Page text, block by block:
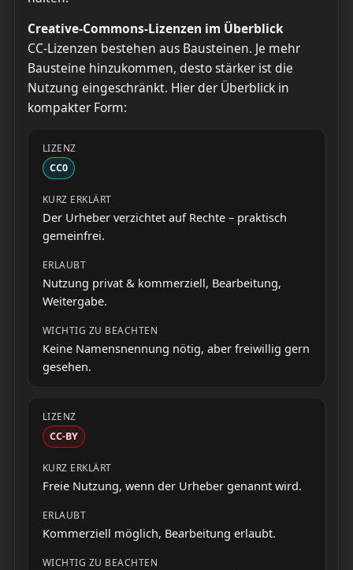
Creative-Commons-Lizenzen im Überblick
CC-Lizenzen bestehen aus Bausteinen. Je mehr
Bausteine hinzukommen, desto stärker ist die
Nutzung eingeschränkt. Hier der Überblick in
kompakter Form:
CC0
Der Urheber verzichtet auf Rechte – praktisch
gemeinfrei.
Nutzung privat & kommerziell, Bearbeitung,
Weitergabe.
Keine Namensnennung nötig, aber freiwillig gern
gesehen.
CC-BY
Freie Nutzung, wenn der Urheber genannt wird.
Kommerziell möglich, Bearbeitung erlaubt.